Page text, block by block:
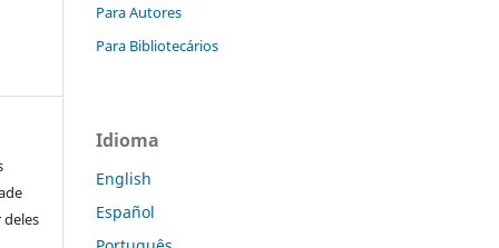
Para Autores
Para Bibliotecários
Idioma
English
Español